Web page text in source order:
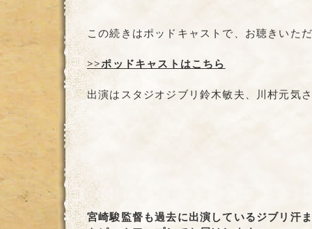
この続きはポッドキャストで、お聴きいた
>>ポッドキャストはこちら
出演はスタジオジブリ鈴木敏夫、川村元気
宮崎駿監督も過去に出演しているジブリ汗